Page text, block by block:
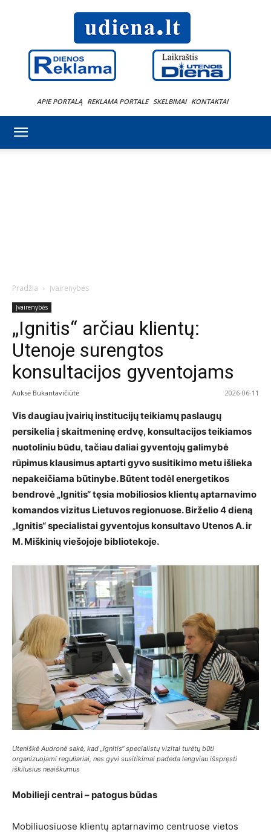
APIE PORTALĄ REKLAMA PORTALE SKELBIMAI KONTAKTAI
Pradžia Įvairenybės
Įvairenybės
„Ignitis“ arčiau klientų:
Utenoje surengtos
konsultacijos gyventojams
Auksė Bukantavičiūtė 2026-06-11
Vis daugiau įvairių institucijų teikiamų paslaugų
persikelia į skaitmeninę erdvę, konsultacijos teikiamos
nuotoliniu būdu, tačiau daliai gyventojų galimybė
rūpimus klausimus aptarti gyvo susitikimo metu išlieka
nepakeičiama būtinybe. Būtent todėl energetikos
bendrovė „Ignitis“ tęsia mobiliosios klientų aptarnavimo
komandos vizitus Lietuvos regionuose. Birželio 4 dieną
„Ignitis“ specialistai gyventojus konsultavo Utenos A. ir
M. Miškinių viešojoje bibliotekoje.
Uteniškė Audronė sakė, kad „Ignitis“ specialistų vizitai turėtų būti
organizuojami reguliariai, nes gyvi susitikimai padeda lengviau išspręsti
iškilusius neaiškumus
Mobilieji centrai – patogus būdas
Mobiliuosiuose klientų aptarnavimo centruose vietos